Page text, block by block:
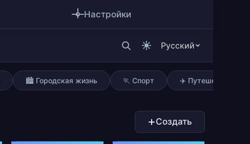
Русский
🏙️ Городская жизнь 🏃 Спорт ✈️ Путешествия
Создать
Настройки